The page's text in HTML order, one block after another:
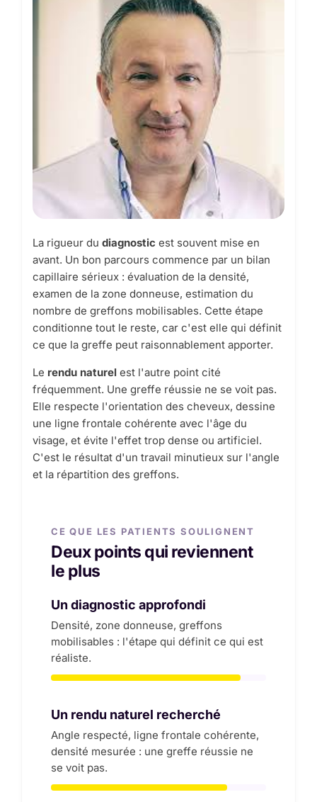
La rigueur du diagnostic est souvent mise en
avant. Un bon parcours commence par un bilan
capillaire sérieux : évaluation de la densité,
examen de la zone donneuse, estimation du
nombre de greffons mobilisables. Cette étape
conditionne tout le reste, car c'est elle qui définit
ce que la greffe peut raisonnablement apporter.
Le rendu naturel est l'autre point cité
fréquemment. Une greffe réussie ne se voit pas.
Elle respecte l'orientation des cheveux, dessine
une ligne frontale cohérente avec l'âge du
visage, et évite l'effet trop dense ou artificiel.
C'est le résultat d'un travail minutieux sur l'angle
et la répartition des greffons.
CE QUE LES PATIENTS SOULIGNENT
Deux points qui reviennent
le plus
Un diagnostic approfondi
Densité, zone donneuse, greffons
mobilisables : l'étape qui définit ce qui est
réaliste.
Un rendu naturel recherché
Angle respecté, ligne frontale cohérente,
densité mesurée : une greffe réussie ne
se voit pas.